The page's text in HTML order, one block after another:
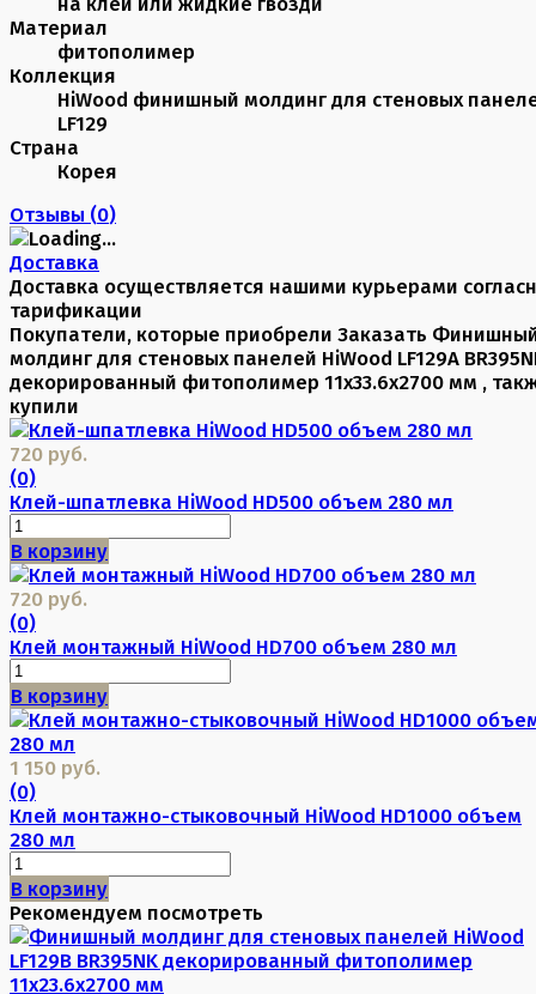
Материал
фитополимер
Коллекция
HiWood финишный молдинг для стеновых
LF129
Страна
Корея
Отзывы (0)
Доставка
Доставка осуществляется нашими курьерами
тарификации
Покупатели, которые приобрели Заказать
молдинг для стеновых панелей HiWood LF129A
декорированный фитополимер 11х33.6х2700 мм ,
купили
720 руб.
(0)
Клей-шпатлевка HiWood HD500 объем 280 мл
В корзину
720 руб.
(0)
Клей монтажный HiWood HD700 объем 280 мл
В корзину
1 150 руб.
(0)
Клей монтажно-стыковочный HiWood HD1000 объем
280 мл
В корзину
Рекомендуем посмотреть